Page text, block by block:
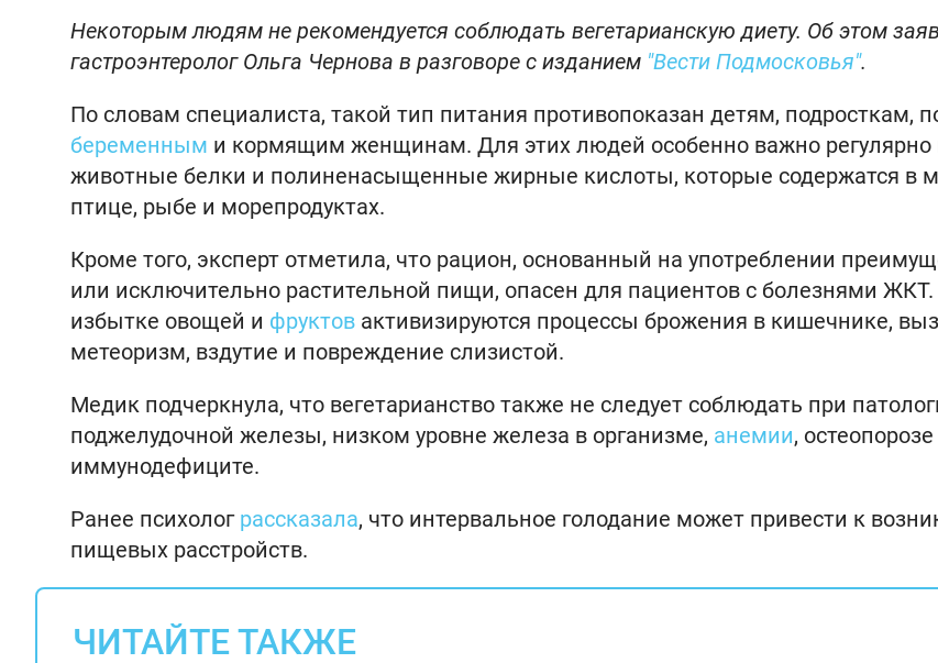
Некоторым людям не рекомендуется соблюдать вегетарианскую диету. Об этом
гастроэнтеролог Ольга Чернова в разговоре с изданием "Вести Подмосковья".
По словам специалиста, такой тип питания противопоказан детям, подросткам,
беременным и кормящим женщинам. Для этих людей особенно важно регулярно
животные белки и полиненасыщенные жирные кислоты, которые содержатся в
птице, рыбе и морепродуктах.
Кроме того, эксперт отметила, что рацион, основанный на употреблении
или исключительно растительной пищи, опасен для пациентов с болезнями
избытке овощей и фруктов активизируются процессы брожения в кишечнике,
метеоризм, вздутие и повреждение слизистой.
Медик подчеркнула, что вегетарианство также не следует соблюдать при
поджелудочной железы, низком уровне железа в организме, анемии, остеопорозе
иммунодефиците.
Ранее психолог рассказала, что интервальное голодание может привести к
пищевых расстройств.
ЧИТАЙТЕ ТАКЖЕ